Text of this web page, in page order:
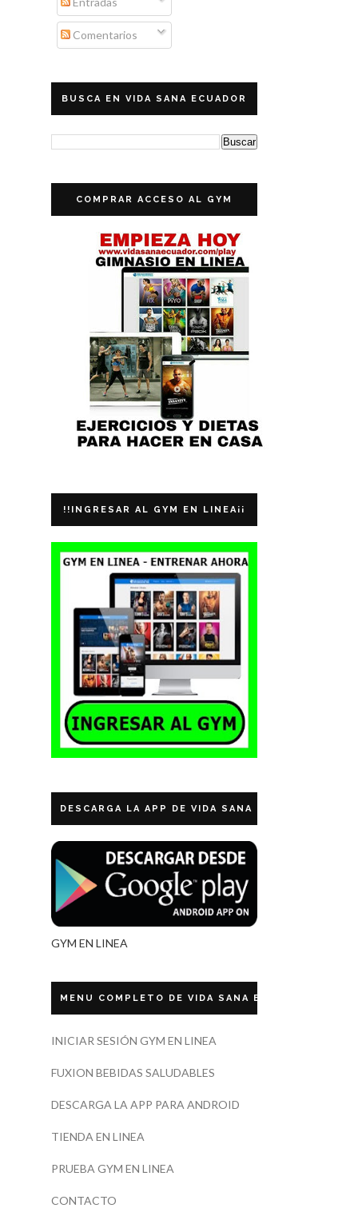
Comentarios
BUSCA EN VIDA SANA ECUADOR
COMPRAR ACCESO AL GYM
!!INGRESAR AL GYM EN LINEA¡¡
DESCARGA LA APP DE VIDA SANA ECUADOR
GYM EN LINEA
MENU COMPLETO DE VIDA SANA ECUADOR
INICIAR SESIÓN GYM EN LINEA
FUXION BEBIDAS SALUDABLES
DESCARGA LA APP PARA ANDROID
TIENDA EN LINEA
PRUEBA GYM EN LINEA
CONTACTO